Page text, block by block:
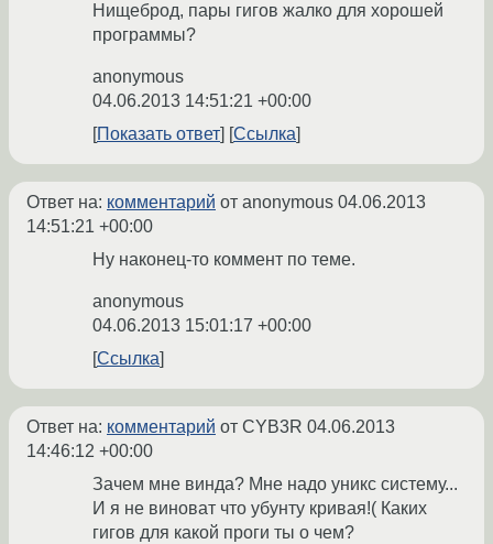
Нищеброд, пары гигов жалко для хорошей
программы?
anonymous
04.06.2013 14:51:21 +00:00
Показать ответ
Ссылка
Ответ на: комментарий от anonymous 04.06.2013
14:51:21 +00:00
Ну наконец-то коммент по теме.
anonymous
04.06.2013 15:01:17 +00:00
Ссылка
Ответ на: комментарий от CYB3R 04.06.2013
14:46:12 +00:00
Зачем мне винда? Мне надо уникс систему...
И я не виноват что убунту кривая!( Каких
гигов для какой проги ты о чем?